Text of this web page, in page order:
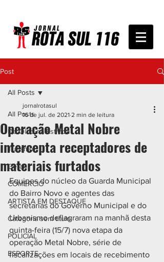
Post
All Posts
De Olho na Estrada
Turismo
Geral
COMÉRCIO
ARTISTA EM DESTAQUE
Categoria sem título
POLICIAL
ESPORTE
All Posts
Operação Metal Nobre
intercepta receptadores de
materiais furtados
jornalrotasul
16 de jul. de 2021 2 min de leitura
Equipes do núcleo da Guarda Municipal
do Bairro Novo e agentes das
secretarias do Governo Municipal e do
Urbanismo deflagraram na manhã desta
quinta-feira (15/7) nova etapa da
operação Metal Nobre, série de
fiscalizações em locais de recebimento